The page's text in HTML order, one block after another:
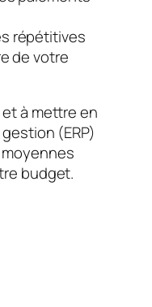
répétitives
de votre
à mettre en
(ERP)
budget.